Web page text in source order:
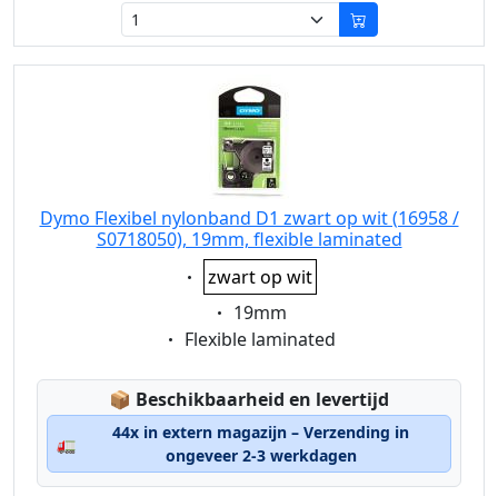
Dymo Flexibel nylonband D1 zwart op wit (16958 /
S0718050), 19mm, flexible laminated
Eigenschaft:
zwart op wit
Eigenschaft:
19mm
Eigenschaft:
Flexible laminated
📦 Lagerstatus:
Beschikbaarheid en levertijd
🚛
44x in extern magazijn – Verzending in
ongeveer 2-3 werkdagen